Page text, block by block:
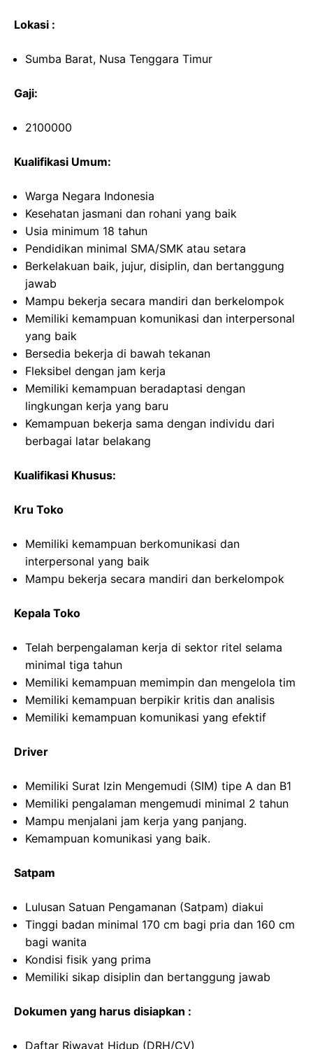
Lokasi :
Sumba Barat, Nusa Tenggara Timur
Gaji:
2100000
Kualifikasi Umum:
Warga Negara Indonesia
Kesehatan jasmani dan rohani yang baik
Usia minimum 18 tahun
Pendidikan minimal SMA/SMK atau setara
Berkelakuan baik, jujur, disiplin, dan bertanggung
jawab
Mampu bekerja secara mandiri dan berkelompok
Memiliki kemampuan komunikasi dan interpersonal
yang baik
Bersedia bekerja di bawah tekanan
Fleksibel dengan jam kerja
Memiliki kemampuan beradaptasi dengan
lingkungan kerja yang baru
Kemampuan bekerja sama dengan individu dari
berbagai latar belakang
Kualifikasi Khusus:
Kru Toko
Memiliki kemampuan berkomunikasi dan
interpersonal yang baik
Mampu bekerja secara mandiri dan berkelompok
Kepala Toko
Telah berpengalaman kerja di sektor ritel selama
minimal tiga tahun
Memiliki kemampuan memimpin dan mengelola tim
Memiliki kemampuan berpikir kritis dan analisis
Memiliki kemampuan komunikasi yang efektif
Driver
Memiliki Surat Izin Mengemudi (SIM) tipe A dan B1
Memiliki pengalaman mengemudi minimal 2 tahun
Mampu menjalani jam kerja yang panjang.
Kemampuan komunikasi yang baik.
Satpam
Lulusan Satuan Pengamanan (Satpam) diakui
Tinggi badan minimal 170 cm bagi pria dan 160 cm
bagi wanita
Kondisi fisik yang prima
Memiliki sikap disiplin dan bertanggung jawab
Dokumen yang harus disiapkan :
Daftar Riwayat Hidup (DRH/CV)